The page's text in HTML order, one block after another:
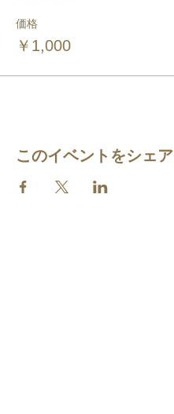
価格
￥1,000
このイベントをシェア